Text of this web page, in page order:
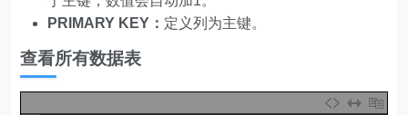
PRIMARY KEY： 定义列为主键。
查看所有数据表